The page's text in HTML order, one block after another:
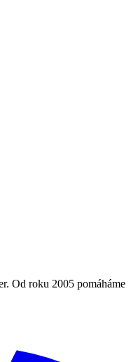
Od roku 2005 pomáháme